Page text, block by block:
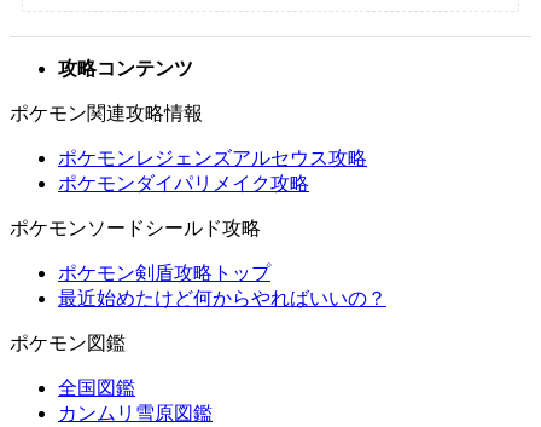
攻略コンテンツ
ポケモン関連攻略情報
ポケモンレジェンズアルセウス攻略
ポケモンダイパリメイク攻略
ポケモンソードシールド攻略
ポケモン剣盾攻略トップ
最近始めたけど何からやればいいの？
ポケモン図鑑
全国図鑑
カンムリ雪原図鑑